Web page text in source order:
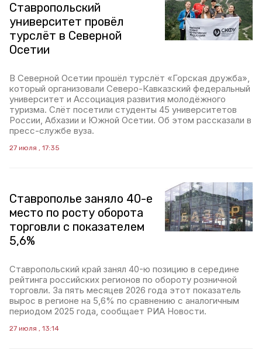
Ставропольский
университет провёл
турслёт в Северной
Осетии
В Северной Осетии прошёл турслёт «Горская дружба»,
который организовали Северо-Кавказский федеральный
университет и Ассоциация развития молодёжного
туризма. Слёт посетили студенты 45 университетов
России, Абхазии и Южной Осетии. Об этом рассказали в
пресс-службе вуза.
27 июля , 17:35
Ставрополье заняло 40-е
место по росту оборота
торговли с показателем
5,6%
Ставропольский край занял 40-ю позицию в середине
рейтинга российских регионов по обороту розничной
торговли. За пять месяцев 2026 года этот показатель
вырос в регионе на 5,6% по сравнению с аналогичным
периодом 2025 года, сообщает РИА Новости.
27 июля , 13:14